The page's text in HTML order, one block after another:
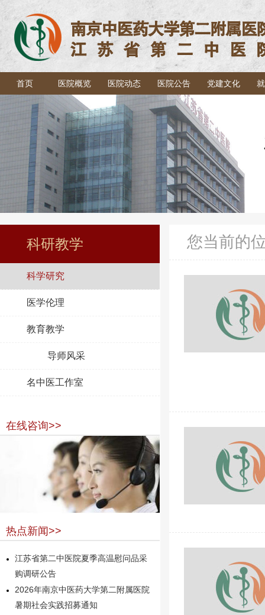
首页 医院概览 医院动态 医院公告 党建文化
科研教学
科学研究
医学伦理
教育教学
导师风采
名中医工作室
在线咨询>>
热点新闻>>
江苏省第二中医院夏季高温慰问品采
购调研公告
2026年南京中医药大学第二附属医院
暑期社会实践招募通知
您当前的